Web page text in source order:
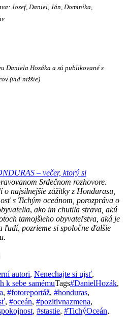
Jozef, Daniel, Ján, Dominika,
Daniela Hozáka a sú publikované s
(viď nižšie)
– večer, ktorý si
Srdečnom rozhovore.
najsilnejšie zážitky z Hondurasu,
s Tichým oceánom, porozpráva o
, ako im chutila strava, akú
tamojšieho obyvateľstva, aká je
ľudí, pozrieme si spoločne ďalšie
autori, Nenechajte si ujsť,
k sebe samémuTags#DanielHozák,
, #fotoreportáž, #honduras,
, #oceán, #pozitivnazmena,
, #stastie, #TichýOceán,